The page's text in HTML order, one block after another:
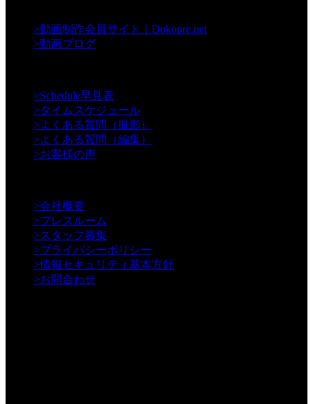
>動画制作会員サイト｜Dokopre.net
>動画ブログ
>Schedule早見表
>タイムスケジュール
>よくある質問（撮影）
>よくある質問（編集）
>お客様の声
>会社概要
>プレスルーム
>スタッフ募集
>プライバシーポリシー
>情報セキュリティ基本方針
>お問合わせ